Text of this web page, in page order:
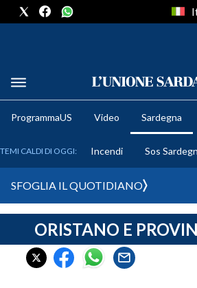
METEO
CRONACA SARDEGNA
CAGLIARI
ProgrammaUS Video Sardegna
TEMI CALDI DI OGGI: Incendi Sos
SFOGLIA IL QUOTIDIANO
ORISTANO E